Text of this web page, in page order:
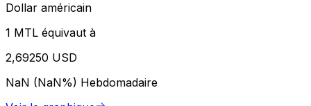
Dollar américain
1 MTL équivaut à
2,69250 USD
NaN (NaN%) Hebdomadaire